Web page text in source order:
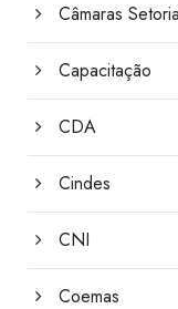
Câmaras
Capacitação
CDA
Cindes
CNI
Coemas